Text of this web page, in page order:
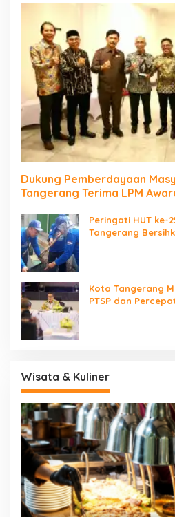
Dukung Pemberdayaan
Tangerang Terima LPM
Peringati HUT ke-
Tangerang
Kota Tangerang
PTSP dan
Wisata & Kuliner